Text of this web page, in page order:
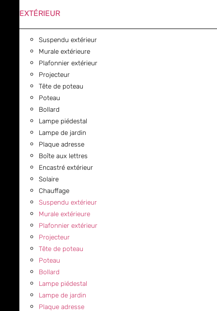
EXTÉRIEUR
Suspendu extérieur
Murale extérieure
Plafonnier extérieur
Projecteur
Tête de poteau
Poteau
Bollard
Lampe piédestal
Lampe de jardin
Plaque adresse
Boîte aux lettres
Encastré extérieur
Solaire
Chauffage
Suspendu extérieur
Murale extérieure
Plafonnier extérieur
Projecteur
Tête de poteau
Poteau
Bollard
Lampe piédestal
Lampe de jardin
Plaque adresse